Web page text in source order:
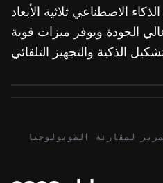
الاصطناعي ثلاثية الأبعاد
الجودة ويوفر ميزات قوية
لمقارنة الطوبولوجيا